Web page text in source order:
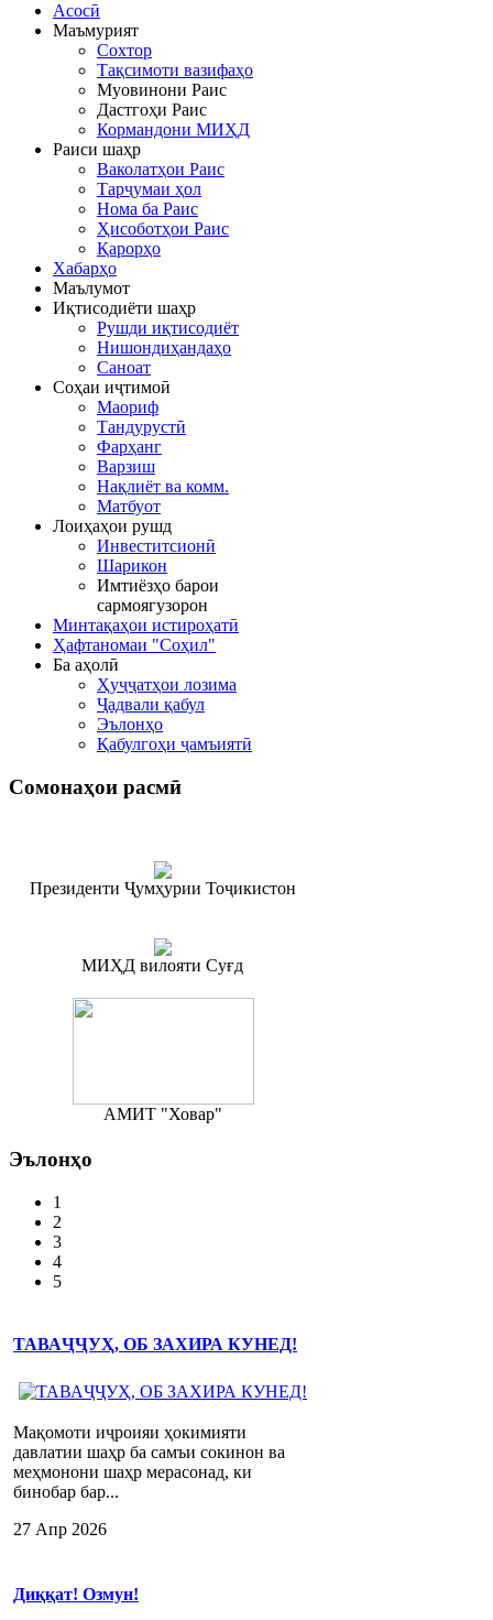
Асосӣ
Маъмурият
Сохтор
Тақсимоти вазифаҳо
Муовинони Раис
Дастгоҳи Раис
Кормандони МИҲД
Раиси шаҳр
Ваколатҳои Раис
Тарҷумаи ҳол
Нома ба Раис
Ҳисоботҳои Раис
Қарорҳо
Хабарҳо
Маълумот
Иқтисодиёти шаҳр
Рушди иқтисодиёт
Нишондиҳандаҳо
Саноат
Соҳаи иҷтимоӣ
Маориф
Тандурустӣ
Фарҳанг
Варзиш
Нақлиёт ва комм.
Матбуот
Лоиҳаҳои рушд
Инвеститсионӣ
Шарикон
Имтиёзҳо барои
сармоягузорон
Минтақаҳои истироҳатӣ
Ҳафтаномаи "Соҳил"
Ба аҳолӣ
Ҳуҷҷатҳои лозима
Ҷадвали қабул
Эълонҳо
Қабулгоҳи ҷамъиятӣ
Сомонаҳои расмӣ
Президенти Ҷумҳурии Тоҷикистон
МИҲД вилояти Суғд
АМИТ "Ховар"
Эълонҳо
1
2
3
4
5
ТАВАҶҶУҲ, ОБ ЗАХИРА КУНЕД!
Мақомоти иҷроияи ҳокимияти
давлатии шаҳр ба самъи сокинон ва
меҳмонони шаҳр мерасонад, ки
бинобар бар...
27 Апр 2026
Диққат! Озмун!